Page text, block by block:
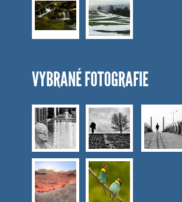
VYBRANÉ FOTOGRAFIE